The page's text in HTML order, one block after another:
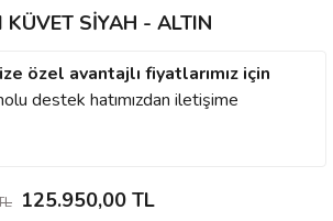
SİYAH - ALTIN
özel avantajlı fiyatlarımız için
destek hatımızdan iletişime
125.950,00 TL